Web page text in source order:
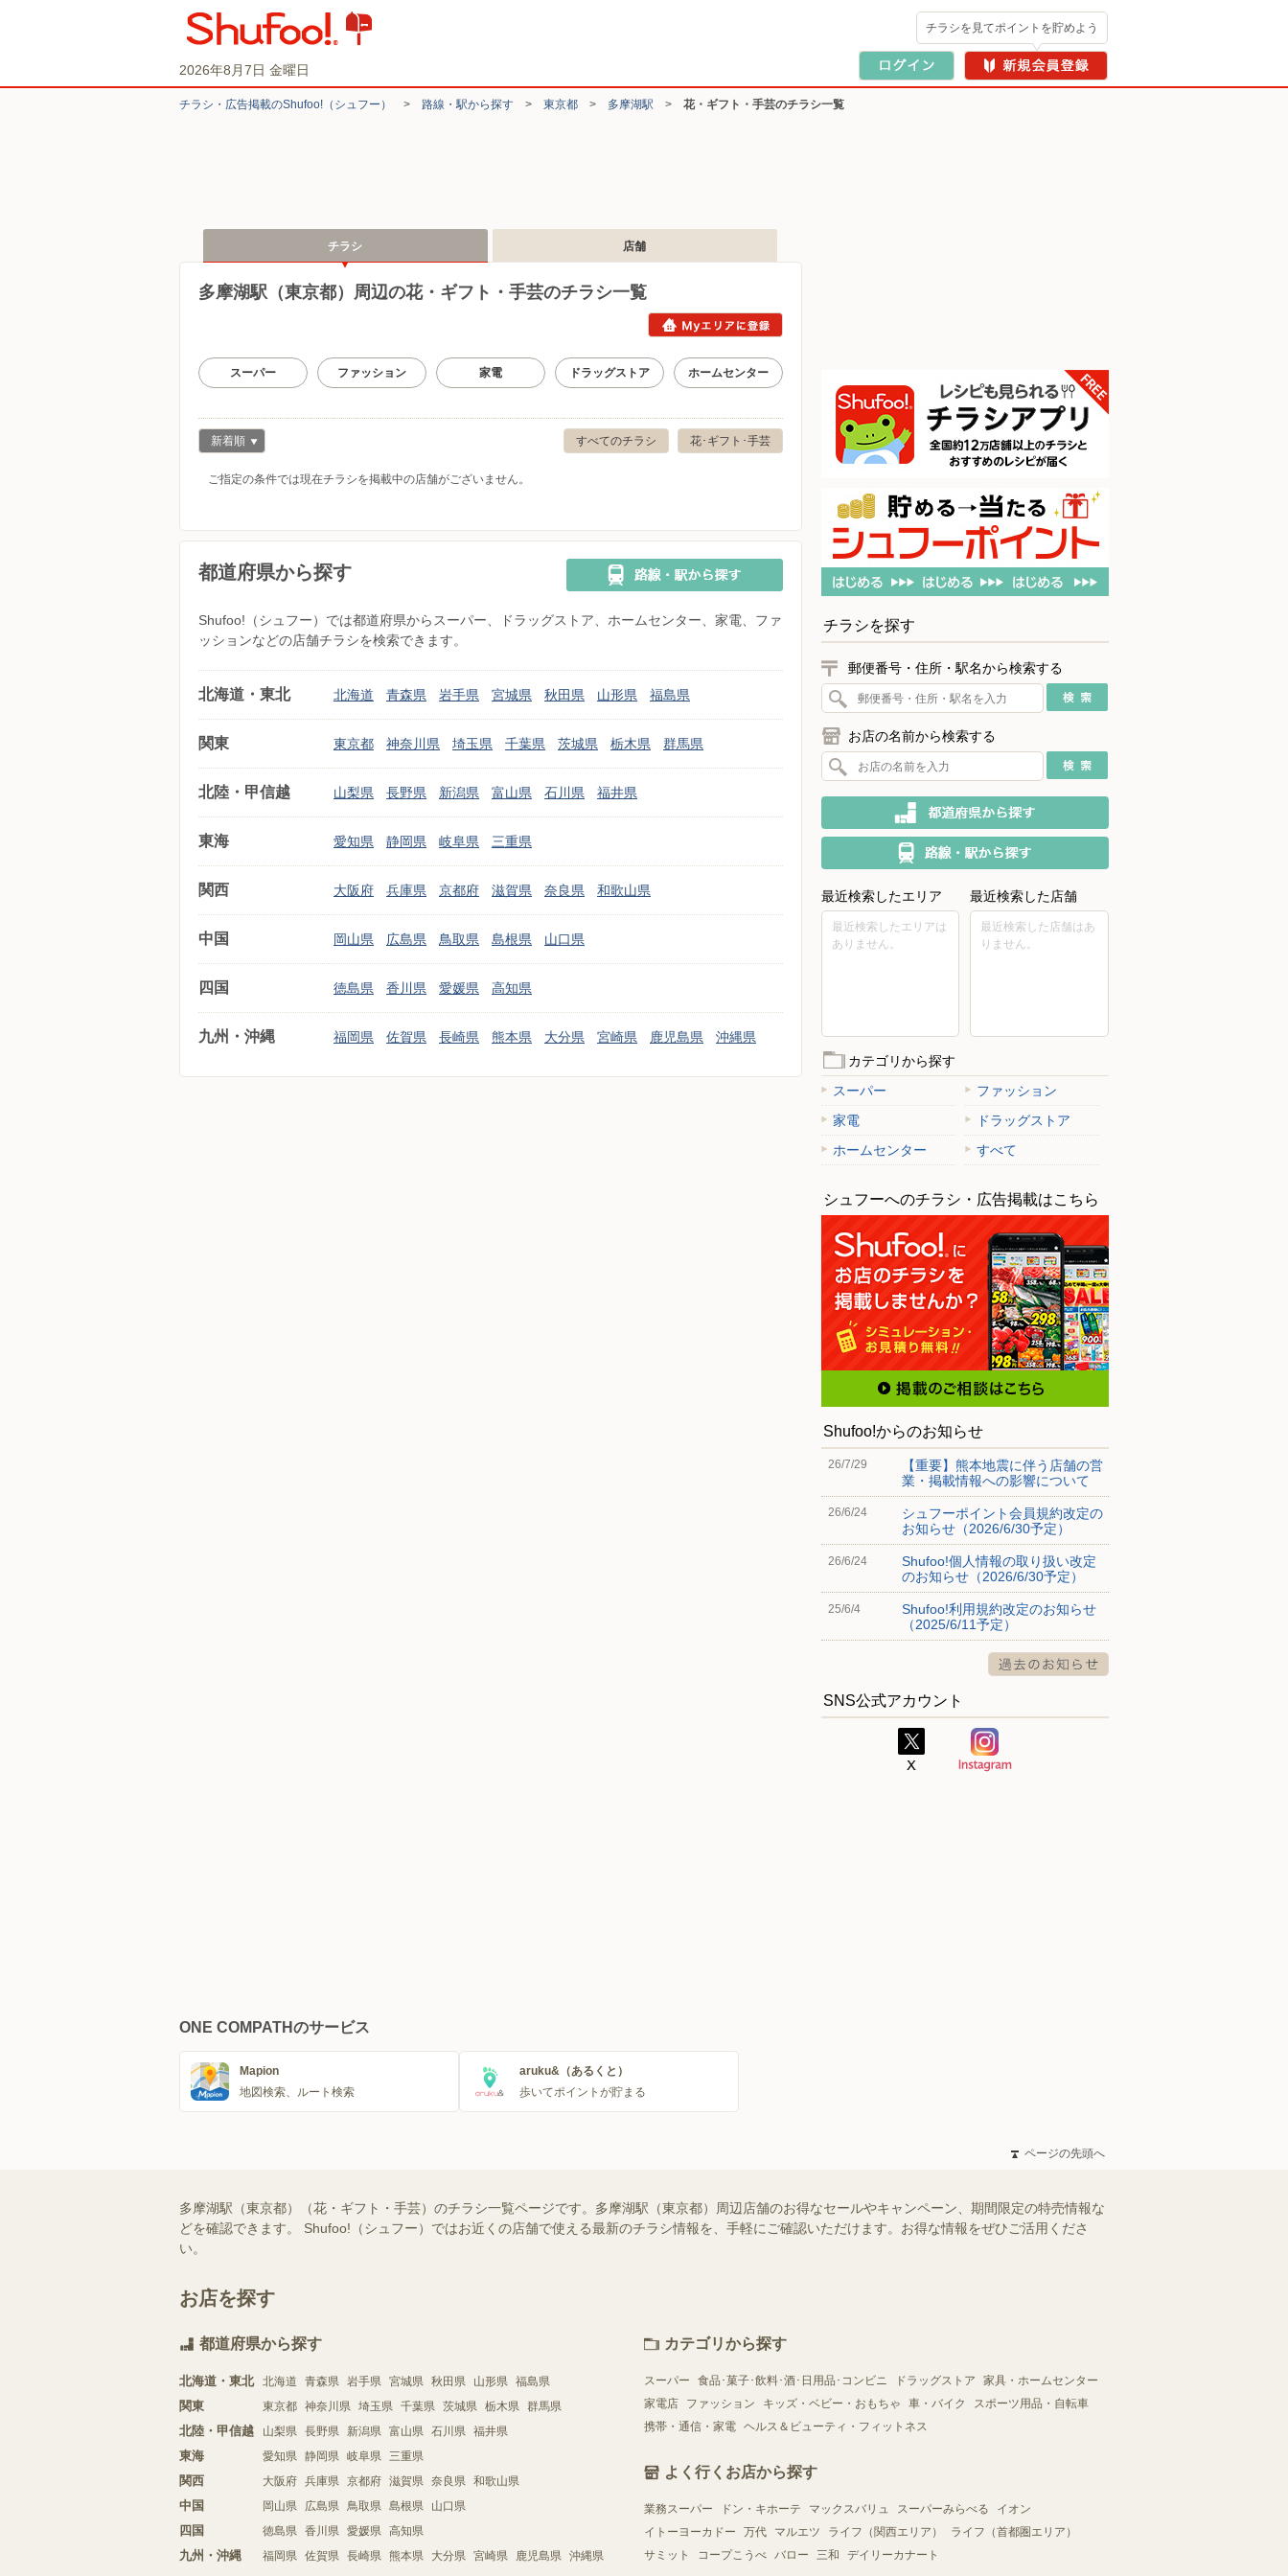
2026年8月7日 金曜日
チラシを見てポイントを貯めよう
チラシ・​広告掲載の​Shufoo!​（シュフー） > 路線・駅から探す > 東京都 > 多摩湖駅 > 花・ギフト・手芸のチラシ一覧
チラシ 店舗
多摩湖駅（東京都）周辺の花・ギフト・手芸のチラシ一覧
スーパー ファッション 家電 ドラッグストア ホームセンター
花･ギフト･手芸
すべてのチラシ
新着順
ご指定の条件では現在チラシを掲載中の店舗がございません。
都道府県から探す
Shufoo!（シュフー）では都道府県からスーパー、ドラッグストア、ホームセンター、家電、ファ
ッションなどの店舗チラシを検索できます。
北海道・東北 北海道 青森県 岩手県 宮城県 秋田県 山形県 福島県
関東 東京都 神奈川県 埼玉県 千葉県 茨城県 栃木県 群馬県
北陸・甲信越 山梨県 長野県 新潟県 富山県 石川県 福井県
東海 愛知県 静岡県 岐阜県 三重県
関西 大阪府 兵庫県 京都府 滋賀県 奈良県 和歌山県
中国 岡山県 広島県 鳥取県 島根県 山口県
四国 徳島県 香川県 愛媛県 高知県
九州・沖縄 福岡県 佐賀県 長崎県 熊本県 大分県 宮崎県 鹿児島県 沖縄県
チラシを探す
郵便番号・住所・駅名から検索する
お店の名前から検索する
最近検索したエリア
最近検索したエリアは
ありません。
最近検索した店舗
最近検索した店舗はあ
りません。
カテゴリから探す
スーパー
ファッション
家電
ドラッグストア
ホームセンター
すべて
シュフーへのチラシ・広告掲載はこちら
Shufoo!からのお知らせ
26/7/29
【重要】熊本地震に伴う店舗の営
業・掲載情報への影響について
26/6/24
シュフーポイント会員規約改定の
お知らせ（2026/6/30予定）
26/6/24
Shufoo!個人情報の取り扱い改定
のお知らせ（2026/6/30予定）
25/6/4
Shufoo!利用規約改定のお知らせ
（2025/6/11予定）
SNS公式アカウント
ONE COMPATHのサービス
Mapion
地図検索、ルート検索
aruku&（あるくと）
歩いてポイントが貯まる
ページの先頭へ
多摩湖駅（東京都）（花・ギフト・手芸）のチラシ一覧ページです。多摩湖駅（東京都）周辺店舗のお得なセールやキャンペーン、期間限定の特売情報な
どを確認できます。 Shufoo!（シュフー）ではお近くの店舗で使える最新のチラシ情報を、手軽にご確認いただけます。お得な情報をぜひご活用くださ
い。
お店を探す
都道府県から探す
北海道・東北 北海道 青森県 岩手県 宮城県 秋田県 山形県 福島県
関東 東京都 神奈川県 埼玉県 千葉県 茨城県 栃木県 群馬県
北陸・甲信越 山梨県 長野県 新潟県 富山県 石川県 福井県
東海 愛知県 静岡県 岐阜県 三重県
関西 大阪府 兵庫県 京都府 滋賀県 奈良県 和歌山県
中国 岡山県 広島県 鳥取県 島根県 山口県
四国 徳島県 香川県 愛媛県 高知県
九州・沖縄 福岡県 佐賀県 長崎県 熊本県 大分県 宮崎県 鹿児島県 沖縄県
カテゴリから探す
スーパー 食品･菓子･飲料･酒･日用品･コンビニ ドラッグストア
家具・ホームセンター
家電店
ファッション キッズ・ベビー・おもちゃ 車・バイク
スポーツ用品・自転車
携帯・通信・家電 ヘルス＆ビューティ・フィットネス
よく行くお店から探す
業務スーパー ドン・キホーテ マックスバリュ スーパーみらべる
イオン
イトーヨーカドー
万代 マルエツ ライフ（関西エリア）
ライフ（首都圏エリア）
サミット
コープこうべ バロー 三和 デイリーカナート